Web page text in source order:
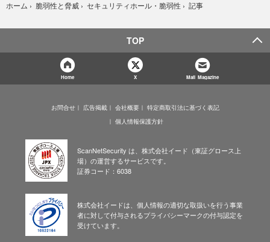
ホーム › 脆弱性と脅威 › セキュリティホール・脆弱性 › 記事
TOP
Home X Mail Magazine
お問合せ 広告掲載 会社概要
特定商取引法に基づく表記
個人情報保護方針
ScanNetSecurity は、株式会社イード（東証グロース上
場）の運営するサービスです。
証券コード：6038
株式会社イードは、個人情報の適切な取扱いを行う事業
者に対して付与されるプライバシーマークの付与認定を
受けています。